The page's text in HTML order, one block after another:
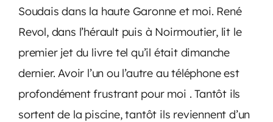
Soudais dans la haute Garonne et moi. René
Revol, dans l’hérault puis à Noirmoutier, lit le
premier jet du livre tel qu’il était dimanche
dernier. Avoir l’un ou l’autre au téléphone est
profondément frustrant pour moi . Tantôt ils
sortent de la piscine, tantôt ils reviennent d’un